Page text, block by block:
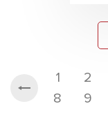
1 2
8
9